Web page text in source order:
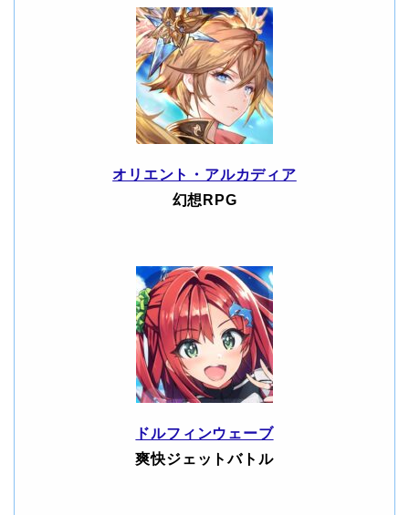
オリエント・アルカディア
幻想RPG
ドルフィンウェーブ
爽快ジェットバトル